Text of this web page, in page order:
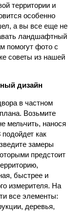
территории и
особенно
а вы все еще не
ландшафтный
помогут фото с
советы из нашей
дизайн
в частном
Возьмите
мельчить, нанося
как
замеры
предстоит
быстрее и
измерителя. На
все элементы:
деревья,